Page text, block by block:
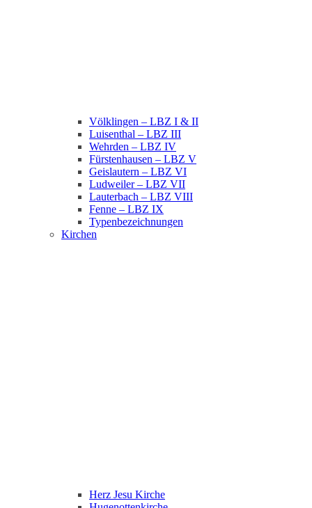
Völklingen – LBZ I & II
Luisenthal – LBZ III
Wehrden – LBZ IV
Fürstenhausen – LBZ V
Geislautern – LBZ VI
Ludweiler – LBZ VII
Lauterbach – LBZ VIII
Fenne – LBZ IX
Typenbezeichnungen
Kirchen
Herz Jesu Kirche